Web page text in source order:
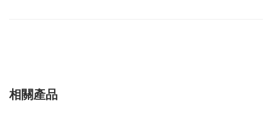
相關產品